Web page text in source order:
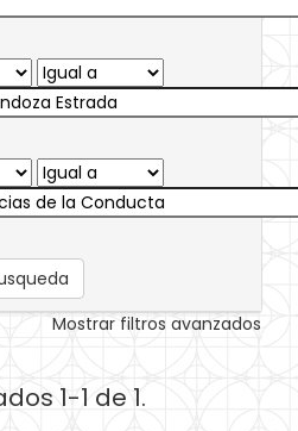
Mostrar filtros avanzados
1-1 de 1.